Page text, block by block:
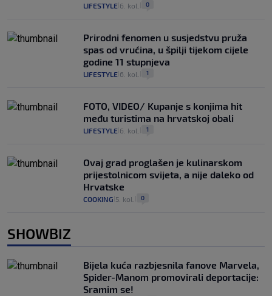
LIFESTYLE 6. kol. 0
Prirodni fenomen u susjedstvu pruža
spas od vrućina, u špilji tijekom cijele
godine 11 stupnjeva
LIFESTYLE 6. kol. 1
FOTO, VIDEO/ Kupanje s konjima hit
među turistima na hrvatskoj obali
LIFESTYLE 6. kol. 1
Ovaj grad proglašen je kulinarskom
prijestolnicom svijeta, a nije daleko od
Hrvatske
COOKING 5. kol. 0
SHOWBIZ
Bijela kuća razbjesnila fanove Marvela,
Spider-Manom promovirali deportacije:
Sramim se!